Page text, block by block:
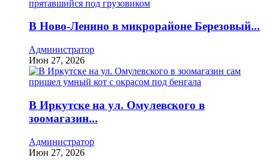
В Ново-Ленино в микрорайоне Березовый...
Администратор
Июн 27, 2026
В Иркутске на ул. Омулевского в
зоомагазин...
Администратор
Июн 27, 2026